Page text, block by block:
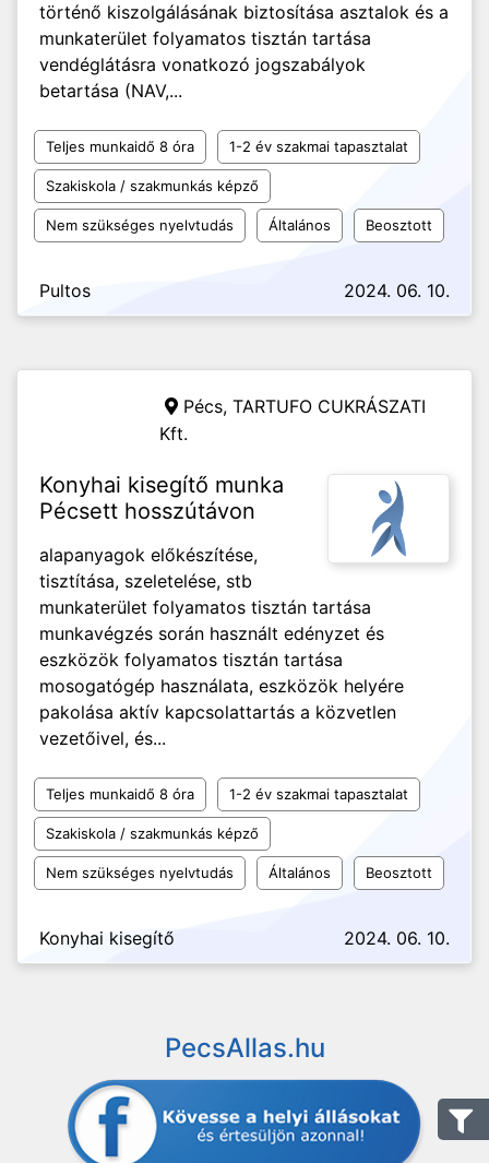
történő kiszolgálásának biztosítása asztalok és a
munkaterület folyamatos tisztán tartása
vendéglátásra vonatkozó jogszabályok
betartása (NAV,...
Teljes munkaidő 8 óra 1-2 év szakmai tapasztalat
Szakiskola / szakmunkás képző
Nem szükséges nyelvtudás Általános Beosztott
Pultos 2024. 06. 10.
Pécs, TARTUFO CUKRÁSZATI
Kft.
Konyhai kisegítő munka
Pécsett hosszútávon
alapanyagok előkészítése,
tisztítása, szeletelése, stb
munkaterület folyamatos tisztán tartása
munkavégzés során használt edényzet és
eszközök folyamatos tisztán tartása
mosogatógép használata, eszközök helyére
pakolása aktív kapcsolattartás a közvetlen
vezetőivel, és...
Teljes munkaidő 8 óra 1-2 év szakmai tapasztalat
Szakiskola / szakmunkás képző
Nem szükséges nyelvtudás Általános Beosztott
Konyhai kisegítő 2024. 06. 10.
PecsAllas.hu